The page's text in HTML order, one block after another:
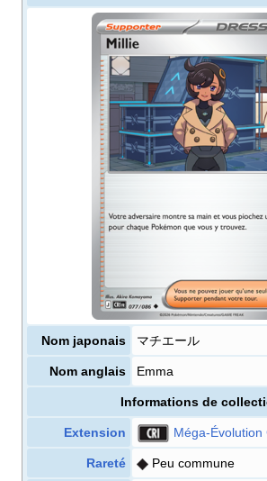
Nom japonais マチエール
Nom anglais Emma
Informations de
Extension Méga-Évolution
Rareté Peu commune